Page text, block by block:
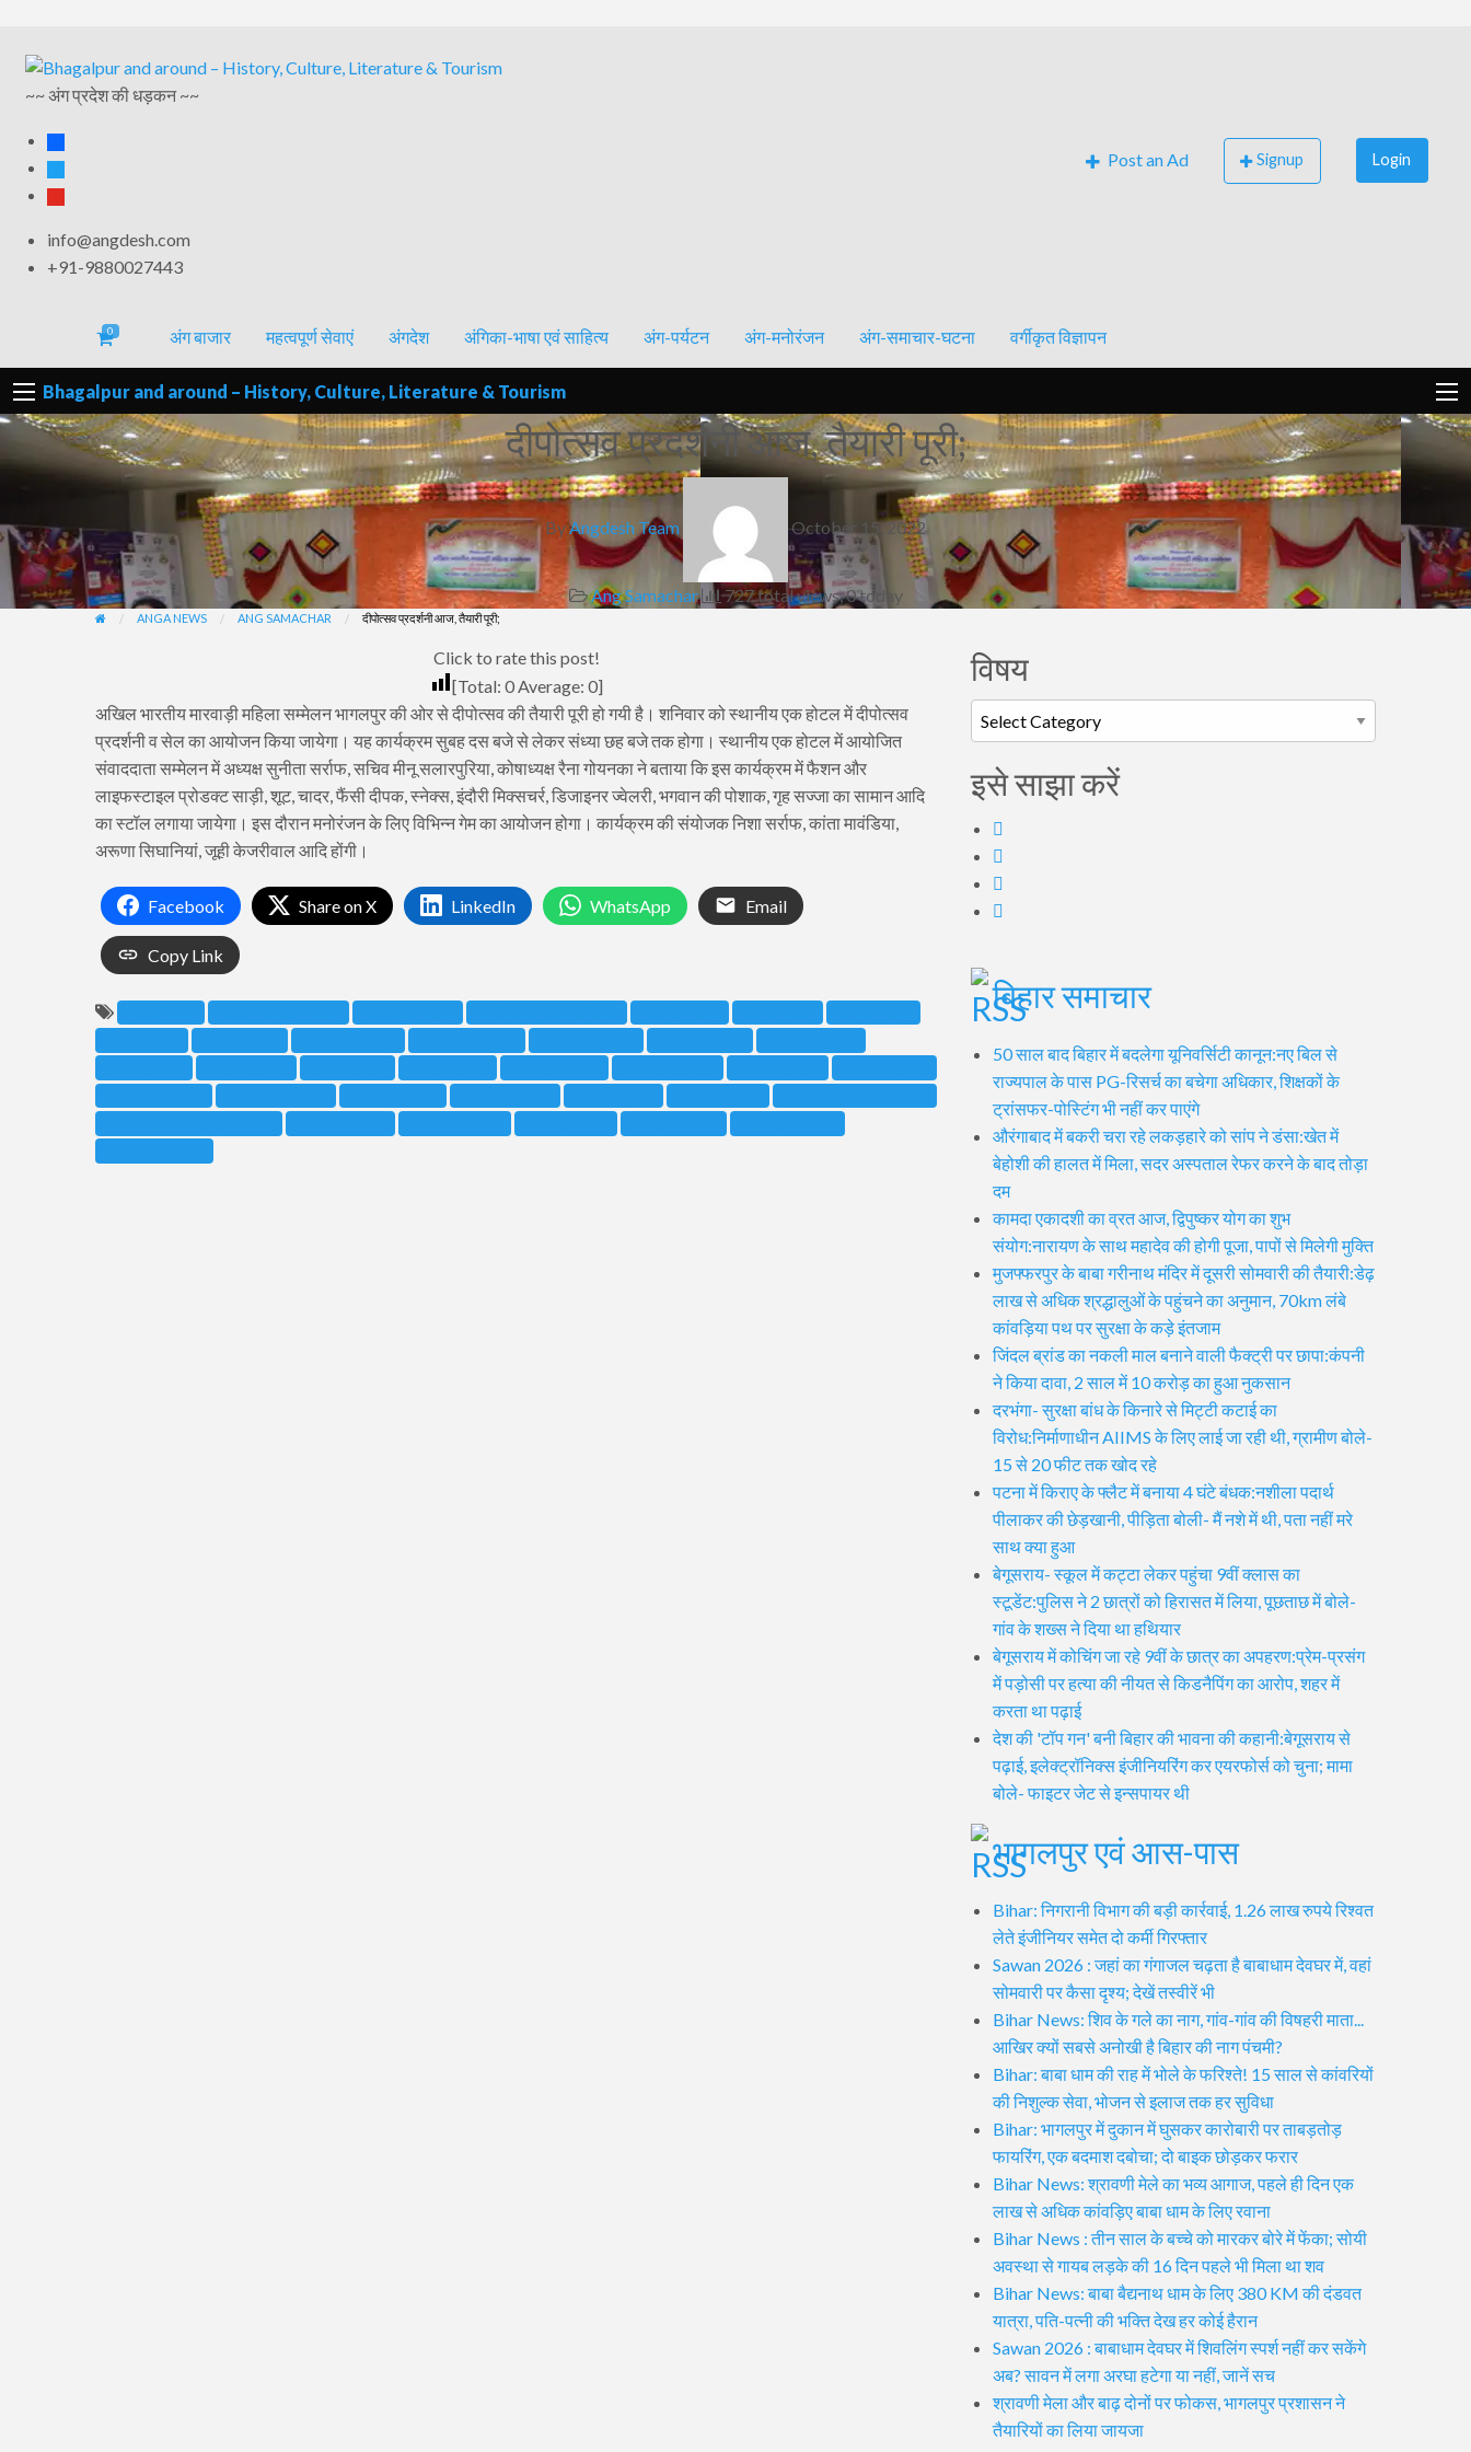
अंगिका-
भाषा एवं
अंग-
पर्यटन
मनोरंजन
अंग-
~~ अंग प्रदेश की धड़कन ~~
facebook
twitter
youtube
info@angdesh.com
+91-9880027443
Post an Ad Signup Login
0 अंग बाजार महत्वपूर्ण सेवाएं अंगदेश अंगिका-भाषा एवं साहित्य अंग-पर्यटन अंग-मनोरंजन अंग-समाचार-घटना वर्गीकृत विज्ञापन
Bhagalpur and around – History, Culture, Literature & Tourism
दीपोत्सव प्रदर्शनी आज, तैयारी पूरी;
ByAngdesh Team October 15, 2022
Ang Samachar 727 total views, 0 today
ANGA NEWS ANG SAMACHAR दीपोत्सव प्रदर्शनी आज, तैयारी पूरी;
Click to rate this post!
[Total: 0Average: 0]
अखिल भारतीय मारवाड़ी महिला सम्मेलन भागलपुर की ओर से दीपोत्सव की तैयारी पूरी हो गयी है। शनिवार को स्थानीय एक होटल में दीपोत्सव
प्रदर्शनी व सेल का आयोजन किया जायेगा। यह कार्यक्रम सुबह दस बजे से लेकर संध्या छह बजे तक होगा। स्थानीय एक होटल में आयोजित
संवाददाता सम्मेलन में अध्यक्ष सुनीता सर्राफ, सचिव मीनू सलारपुरिया, कोषाध्यक्ष रैना गोयनका ने बताया कि इस कार्यक्रम में फैशन और
लाइफस्टाइल प्रोडक्ट साड़ी, शूट, चादर, फैंसी दीपक, स्नेक्स, इंदौरी मिक्सचर्र, डिजाइनर ज्वेलरी, भगवान की पोशाक, गृह सज्जा का सामान आदि
का स्टॉल लगाया जायेगा। इस दौरान मनोरंजन के लिए विभिन्न गेम का आयोजन होगा। कार्यक्रम की संयोजक निशा सर्राफ, कांता मावंडिया,
अरूणा सिघानियां, जूही केजरीवाल आदि होंगी।
Facebook Share on X LinkedIn WhatsApp Email
Copy Link
विषय
विषय
इसे साझा करें
बिहार समाचार
50 साल बाद बिहार में बदलेगा यूनिवर्सिटी कानून:नए बिल से
राज्यपाल के पास PG-रिसर्च का बचेगा अधिकार, शिक्षकों के
ट्रांसफर-पोस्टिंग भी नहीं कर पाएंगे
औरंगाबाद में बकरी चरा रहे लकड़हारे को सांप ने डंसा:खेत में
बेहोशी की हालत में मिला, सदर अस्पताल रेफर करने के बाद तोड़ा
दम
कामदा एकादशी का व्रत आज, द्विपुष्कर योग का शुभ
संयोग:नारायण के साथ महादेव की होगी पूजा, पापों से मिलेगी मुक्ति
मुजफ्फरपुर के बाबा गरीनाथ मंदिर में दूसरी सोमवारी की तैयारी:डेढ़
लाख से अधिक श्रद्धालुओं के पहुंचने का अनुमान, 70km लंबे
कांवड़िया पथ पर सुरक्षा के कड़े इंतजाम
जिंदल ब्रांड का नकली माल बनाने वाली फैक्ट्री पर छापा:कंपनी
ने किया दावा, 2 साल में 10 करोड़ का हुआ नुकसान
दरभंगा- सुरक्षा बांध के किनारे से मिट्टी कटाई का
विरोध:निर्माणाधीन AIIMS के लिए लाई जा रही थी, ग्रामीण बोले-
15 से 20 फीट तक खोद रहे
पटना में किराए के फ्लैट में बनाया 4 घंटे बंधक:नशीला पदार्थ
पीलाकर की छेड़खानी, पीड़िता बोली- मैं नशे में थी, पता नहीं मरे
साथ क्या हुआ
बेगूसराय- स्कूल में कट्टा लेकर पहुंचा 9वीं क्लास का
स्टूडेंट:पुलिस ने 2 छात्रों को हिरासत में लिया, पूछताछ में बोले-
गांव के शख्स ने दिया था हथियार
बेगूसराय में कोचिंग जा रहे 9वीं के छात्र का अपहरण:प्रेम-प्रसंग
में पड़ोसी पर हत्या की नीयत से किडनैपिंग का आरोप, शहर में
करता था पढ़ाई
देश की 'टॉप गन' बनी बिहार की भावना की कहानी:बेगूसराय से
पढ़ाई, इलेक्ट्रॉनिक्स इंजीनियरिंग कर एयरफोर्स को चुना; मामा
बोले- फाइटर जेट से इन्सपायर थी
भागलपुर एवं आस-पास
Bihar: निगरानी विभाग की बड़ी कार्रवाई, 1.26 लाख रुपये रिश्वत
लेते इंजीनियर समेत दो कर्मी गिरफ्तार
Sawan 2026 : जहां का गंगाजल चढ़ता है बाबाधाम देवघर में, वहां
सोमवारी पर कैसा दृश्य; देखें तस्वीरें भी
Bihar News: शिव के गले का नाग, गांव-गांव की विषहरी माता...
आखिर क्यों सबसे अनोखी है बिहार की नाग पंचमी?
Bihar: बाबा धाम की राह में भोले के फरिश्ते! 15 साल से कांवरियों
की निशुल्क सेवा, भोजन से इलाज तक हर सुविधा
Bihar: भागलपुर में दुकान में घुसकर कारोबारी पर ताबड़तोड़
फायरिंग, एक बदमाश दबोचा; दो बाइक छोड़कर फरार
Bihar News: श्रावणी मेले का भव्य आगाज, पहले ही दिन एक
लाख से अधिक कांवड़िए बाबा धाम के लिए रवाना
Bihar News : तीन साल के बच्चे को मारकर बोरे में फेंका; सोयी
अवस्था से गायब लड़के की 16 दिन पहले भी मिला था शव
Bihar News: बाबा बैद्यनाथ धाम के लिए 380 KM की दंडवत
यात्रा, पति-पत्नी की भक्ति देख हर कोई हैरान
Sawan 2026 : बाबाधाम देवघर में शिवलिंग स्पर्श नहीं कर सकेंगे
अब? सावन में लगा अरघा हटेगा या नहीं, जानें सच
श्रावणी मेला और बाढ़ दोनों पर फोकस, भागलपुर प्रशासन ने
तैयारियों का लिया जायजा